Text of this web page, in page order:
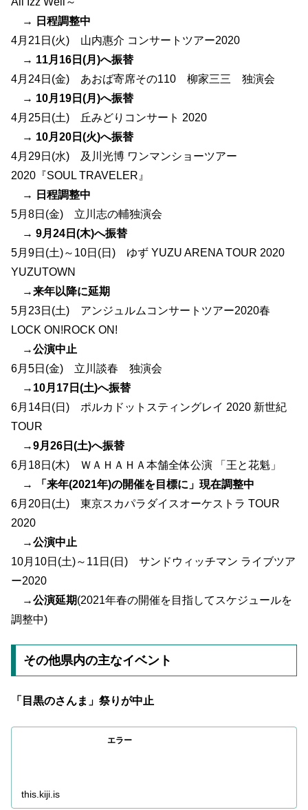
→
日程調整中
4月21日(火) 山内惠介 コンサートツアー2020
→ 11月16日(月)へ振替
4月24日(金) あおば寄席その110 柳家三三 独演会
→ 10月19日(月)へ振替
4月25日(土) 丘みどりコンサート 2020
→ 10月20日(火)へ振替
4月29日(水) 及川光博 ワンマンショーツアー
2020『SOUL TRAVELER』
→
日程調整中
5月8日(金) 立川志の輔独演会
→ 9月24日(木)へ振替
5月9日(土)～10日(日) ゆず YUZU ARENA TOUR 2020
YUZUTOWN
→来年以降に延期
5月23日(土) アンジュルムコンサートツアー2020春
LOCK ON!ROCK ON!
→公演中止
6月5日(金) 立川談春 独演会
→ 10月17日(土)へ振替
6月14日(日) ポルカドットスティングレイ 2020 新世紀
TOUR
→9月26日(土)へ振替
6月18日(木) ＷＡＨＡＨＡ本舗全体公演 「王と花魁」
→
「来年(2021年)の開催を目標に」現在調整中
6月20日(土) 東京スカパラダイスオーケストラ TOUR
2020
→公演中止
10月10日(土)～11日(日) サンドウィッチマン ライブツア
ー2020
→公演延期(2021年春の開催を目指してスケジュールを
調整中)
その他県内の主なイベント
「目黒のさんま」祭りが中止
エラー
this.kiji.is